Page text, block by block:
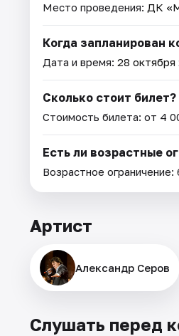
Место проведения: ДК
Когда запланирован
Дата и время: 28 октября
Сколько стоит билет?
Стоимость билета: от 4
Есть ли возрастные
Возрастное ограничение:
Артист
Александр Серов
Слушать перед